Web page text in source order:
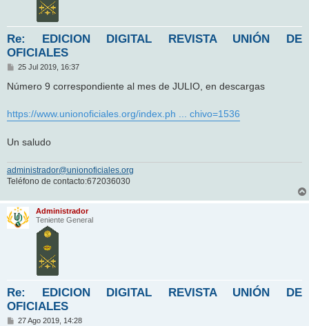
Re: EDICION DIGITAL REVISTA UNIÓN DE
OFICIALES
M
n
j
e
25 Jul 2019, 16:37
Número 9 correspondiente al mes de JULIO, en descargas
https://www.unionoficiales.org/index.ph ... chivo=1536
Un saludo
administrador@unionoficiales.org
Teléfono de contacto:672036030
Administrador
Teniente General
Re: EDICION DIGITAL REVISTA UNIÓN DE
OFICIALES
M
27 Ago 2019, 14:28